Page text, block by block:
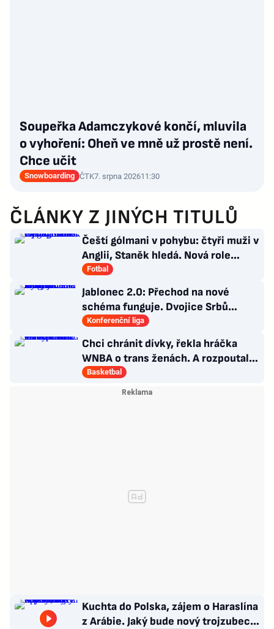
Soupeřka Adamczykové končí, mluvila
o vyhoření: Oheň ve mně už prostě není.
Chce učit
Snowboarding ČTK7. srpna 202611:30
ČLÁNKY Z JINÝCH TITULŮ
Čeští gólmani v pohybu: čtyři muži v
Anglii, Staněk hledá. Nová role
Kinského
Fotbal
Jablonec 2.0: Přechod na nové
schéma funguje. Dvojice Srbů
klíčem k modernímu stylu
Konferenční liga
Chci chránit dívky, řekla hráčka
WNBA o trans ženách. A rozpoutala
kulturní válku
Basketbal
Kuchta do Polska, zájem o Haraslína
z Arábie. Jaký bude nový trojzubec